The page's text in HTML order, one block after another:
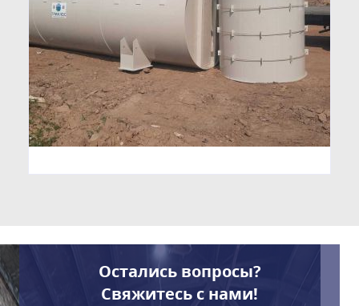
Остались вопросы?
Свяжитесь с нами!